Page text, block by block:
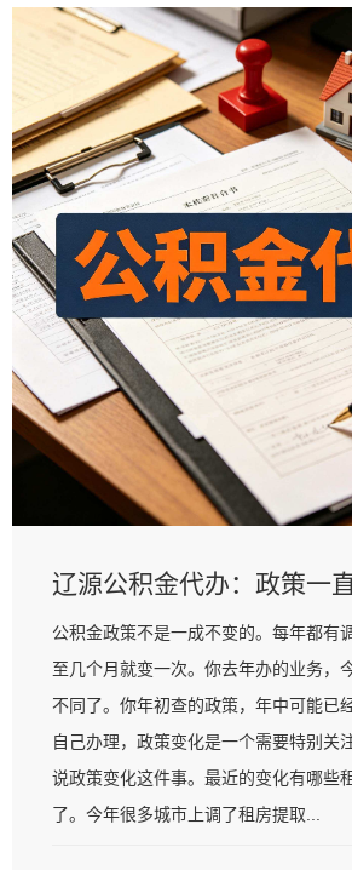
公积金政策不是一成不变的。每年都有
至几个月就变一次。你去年办的业务，
不同了。你年初查的政策，年中可能已
自己办理，政策变化是一个需要特别关
说政策变化这件事。最近的变化有哪些
了。今年很多城市上调了租房提取...